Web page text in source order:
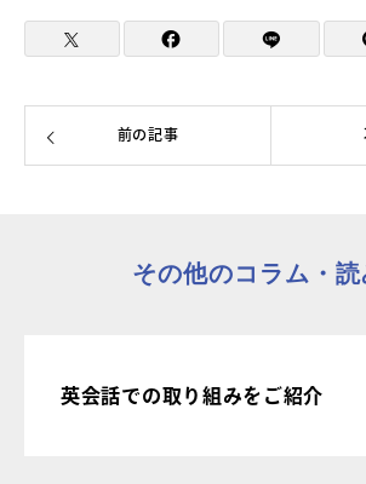
前の記事
その他のコラム・
英会話での取り組みをご紹介